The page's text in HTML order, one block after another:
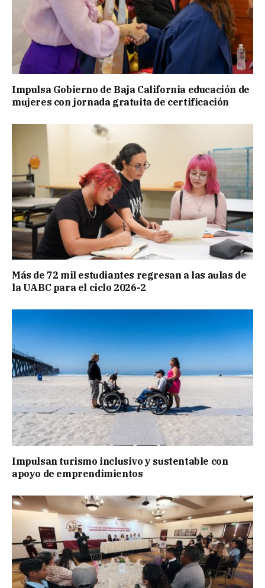
Impulsa Gobierno de Baja California educación de
mujeres con jornada gratuita de certificación
Más de 72 mil estudiantes regresan a las aulas de
la UABC para el ciclo 2026-2
Impulsan turismo inclusivo y sustentable con
apoyo de emprendimientos